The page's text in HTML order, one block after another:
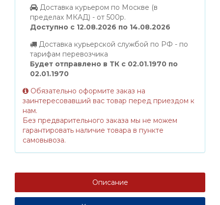
Доставка курьером по Москве (в
пределах МКАД) - от 500р.
Доступно с 12.08.2026 по 14.08.2026
Доставка курьерской службой по РФ - по
тарифам перевозчика
Будет отправлено в ТК с 02.01.1970 по
02.01.1970
Обязательно оформите заказ на
заинтересовавший вас товар перед приездом к
нам.
Без предварительного заказа мы не можем
гарантировать наличие товара в пункте
самовывоза.
Описание